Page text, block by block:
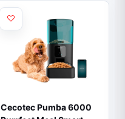
Cecotec Pumba 6000